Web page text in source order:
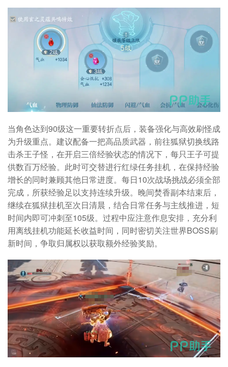
当角色达到90级这一重要转折点后，装备强化与高效刷怪成
为升级重点。建议配备一把高品质武器，前往狐狱切换线路
击杀王子怪，在开启三倍经验状态的情况下，每只王子可提
供数百万经验。此时可交替进行红绿任务挂机，在保持经验
增长的同时兼顾其他日常进度。每日10次战场挑战必须全部
完成，所获经验足以支持连续升级。晚间焚香副本结束后，
继续在狐狱挂机至次日清晨，结合日常任务与主线推进，短
时间内即可冲刺至105级。过程中应注意作息安排，充分利
用离线挂机功能延长收益时间，同时密切关注世界BOSS刷
新时间，争取归属权以获取额外经验奖励。